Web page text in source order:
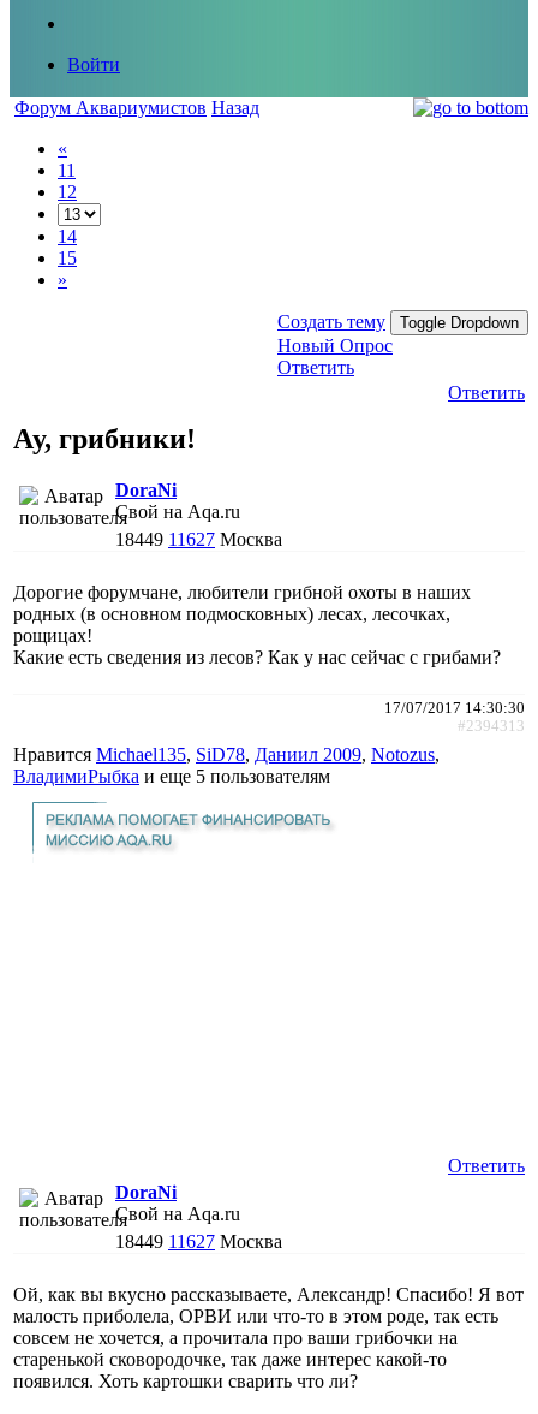
Войти
Форум Аквариумистов Назад
«
11
12
14
15
»
Создать тему Toggle Dropdown
Новый Опрос
Ответить
Ответить
Ау, грибники!
DoraNi
Свой на Aqa.ru
18449 11627 Москва
Дорогие форумчане, любители грибной охоты в наших
родных (в основном подмосковных) лесах, лесочках,
рощицах!
Какие есть сведения из лесов? Как у нас сейчас с грибами?
17/07/2017 14:30:30
#2394313
Нравится Michael135, SiD78, Даниил 2009, Notozus,
ВладимиРыбка и еще 5 пользователям
Ответить
DoraNi
Свой на Aqa.ru
18449 11627 Москва
Ой, как вы вкусно рассказываете, Александр! Спасибо! Я вот
малость приболела, ОРВИ или что-то в этом роде, так есть
совсем не хочется, а прочитала про ваши грибочки на
старенькой сковородочке, так даже интерес какой-то
появился. Хоть картошки сварить что ли?